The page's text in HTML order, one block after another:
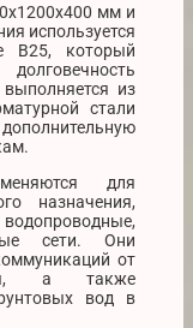
мм и
используется
B25, который
из
стали
для
назначения,
сети. Они
от
а также
вод в